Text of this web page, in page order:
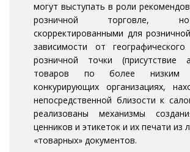
могут выступать в роли
розничной торговле,
скорректированными для
зависимости от
розничной точки (присутствие
товаров по более
конкурирующих организациях,
непосредственной близости к
реализованы механизмы
ценников и этикеток и их печати из
«товарных» документов.